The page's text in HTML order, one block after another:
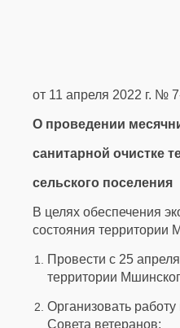
от 11 апреля 2022 г. №
О проведении
санитарной очистке
сельского поселения
В целях обеспечения
состояния территории
Провести с 25
территории
Организовать
Совета ветеранов;